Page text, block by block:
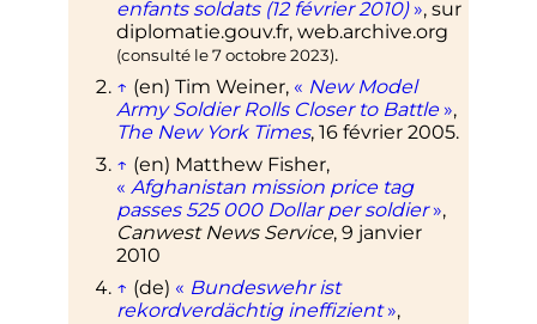
enfants soldats (12 février 2010) », sur
diplomatie.gouv.fr, web.archive.org
(consulté le7 octobre 2023).
↑ (en) Tim Weiner, « New Model
Army Soldier Rolls Closer to Battle »,
The New York Times, 16 février 2005.
↑ (en) Matthew Fisher,
« Afghanistan mission price tag
passes 525 000 Dollar per soldier »,
Canwest News Service, 9 janvier
2010
↑ (de) « Bundeswehr ist
rekordverdächtig ineffizient »,